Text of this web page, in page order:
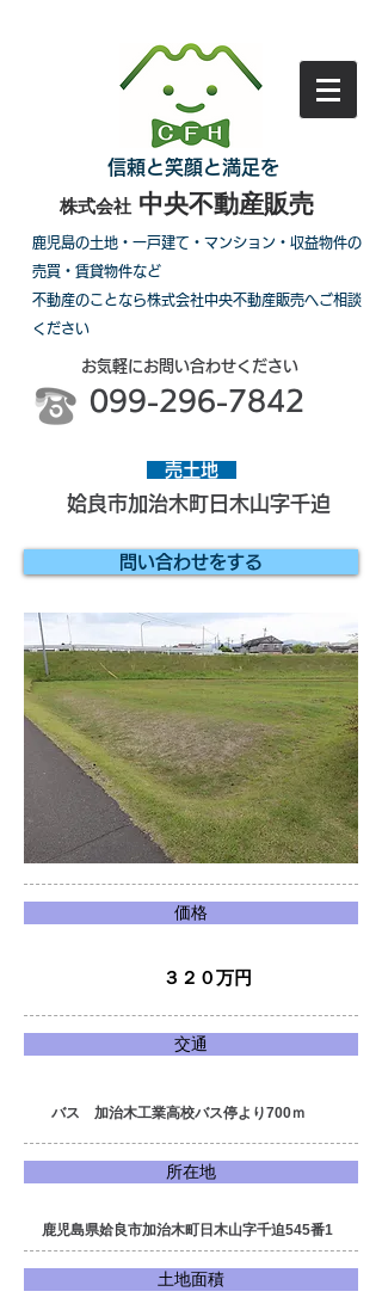
信頼と笑顔と満足を
中央不動産販売
株式会社
鹿児島の土地・一戸建て・マンション・収益物件の
売買・賃貸物件など
不動産のことなら株式会社中央不動産販売へご相談
ください
お気軽にお問い合わせください
099-296-7842
売土地
姶良市加治木町日木山字千迫
問い合わせをする
価格
３２０万円
交通
バス 加治木工業高校バス停より700ｍ
所在地
鹿児島県姶良市加治木町日木山字千迫545番1
土地面積